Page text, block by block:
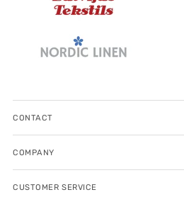
CONTACT
COMPANY
CUSTOMER SERVICE